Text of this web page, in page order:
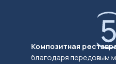
Композитная
благодаря передовым